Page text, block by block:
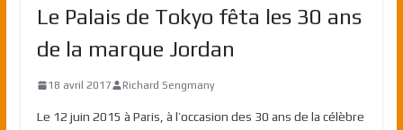
Le Palais de Tokyo fêta les 30 ans
de la marque Jordan
18 avril 2017 Richard Sengmany
Le 12 juin 2015 à Paris, à l’occasion des 30 ans de la célèbre